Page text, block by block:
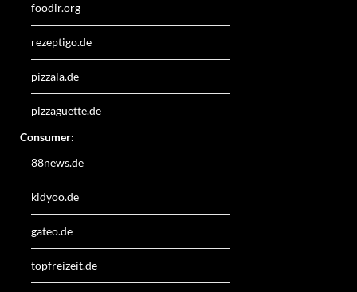
foodir.org
rezeptigo.de
pizzala.de
pizzaguette.de
Consumer:
88news.de
kidyoo.de
gateo.de
topfreizeit.de